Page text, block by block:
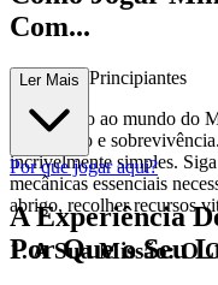
Com...
pleto para Principiantes
Bem-vindo ao mundo do
exploração e
incrivelmente simples.
mecânicas essenciais
abrigo, recolher recursos
1. A Sua Missão: O
Ler Mais
Por que jogar aqui?
A Experiência
Por Que o Seu